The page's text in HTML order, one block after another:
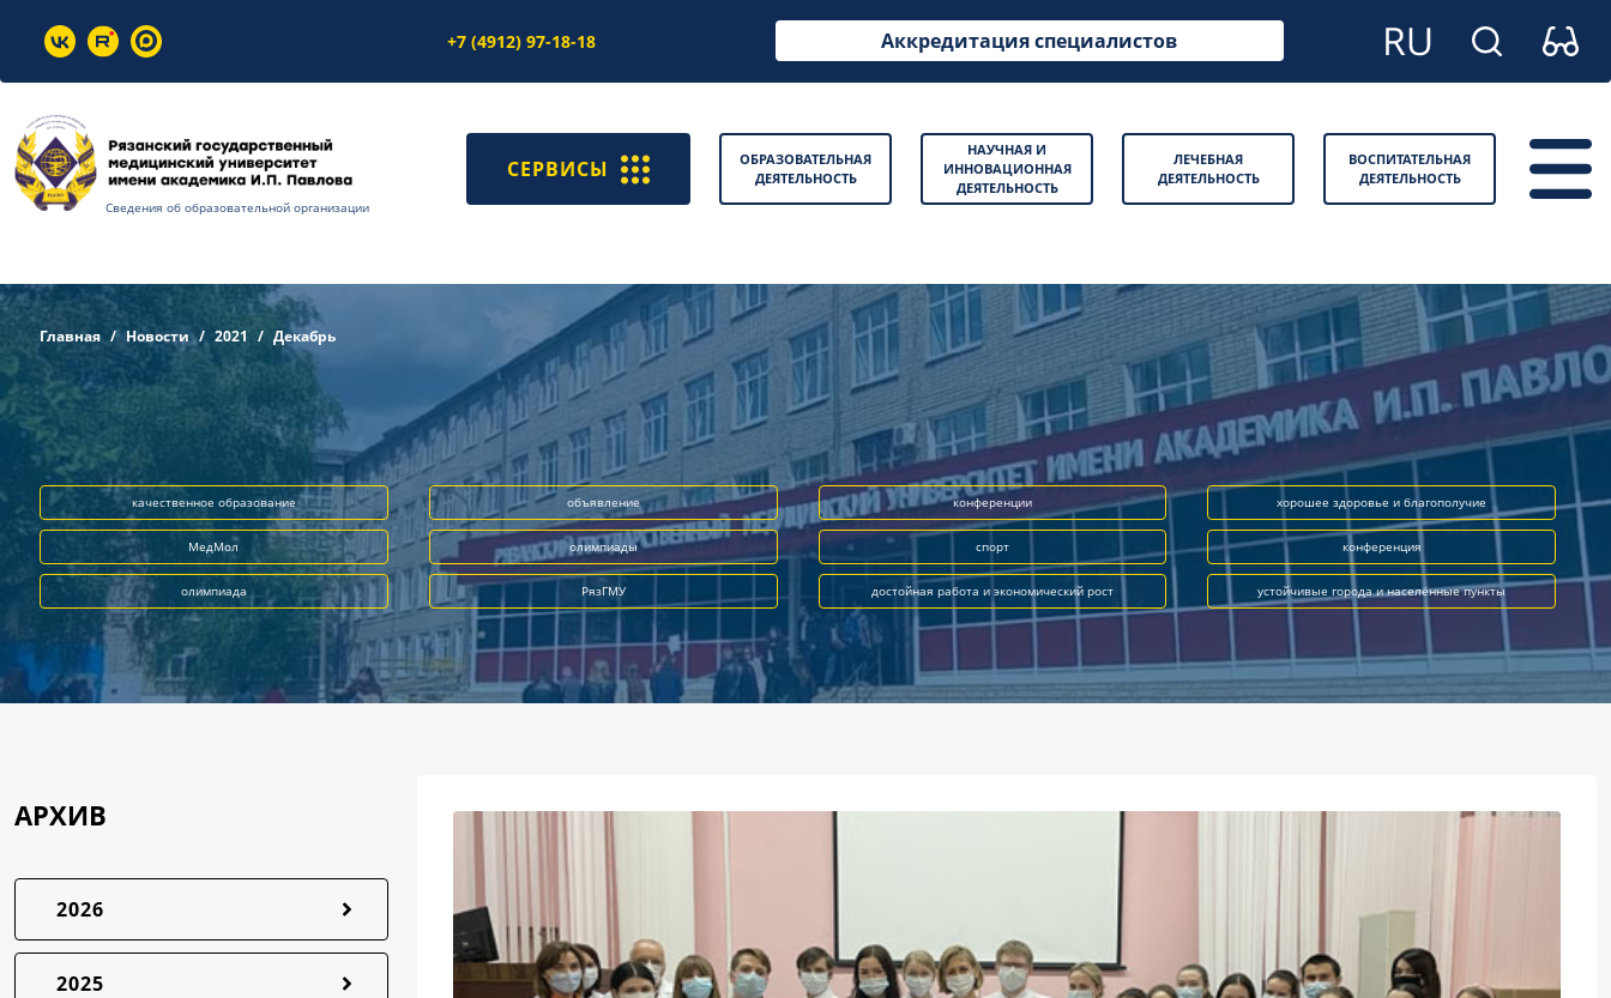
+7 (4912) 97-18-18 Аккредитация специалистов
Сведения об образовательной организации
СЕРВИСЫ
ОБРАЗОВАТЕЛЬНАЯ
ДЕЯТЕЛЬНОСТЬ
НАУЧНАЯ И
ИННОВАЦИОННАЯ
ДЕЯТЕЛЬНОСТЬ
ЛЕЧЕБНАЯ
ДЕЯТЕЛЬНОСТЬ
ВОСПИТАТЕЛЬНАЯ
ДЕЯТЕЛЬНОСТЬ
Главная Новости 2021 Декабрь
качественное образование объявление конференции хорошее здоровье и благополучие
МедМол олимпиады спорт конференция
олимпиада РязГМУ достойная работа и экономический рост устойчивые города и населённые пункты
АРХИВ
2026
2025